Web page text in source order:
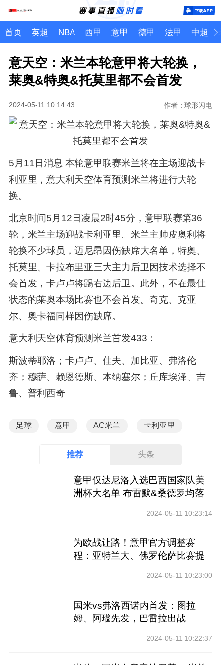
首页 英超 NBA 西甲 意甲 德甲 法甲 中超
意天空：米兰本轮意甲将大轮换，
莱奥&特奥&托莫里都不会首发
2024-05-11 10:14:43 作者：球形闪电
5月11日消息 本轮意甲联赛米兰将在主场迎战卡
利亚里，意大利天空体育预测米兰将进行大轮
换。
北京时间5月12日凌晨2时45分，意甲联赛第36
轮，米兰主场迎战卡利亚里。米兰主帅皮奥利将
轮换不少球员，迈尼昂因伤缺席大名单，特奥、
托莫里、卡拉布里亚三大主力后卫因技术选择不
会首发，卡卢卢将踢右边后卫。此外，不在最佳
状态的莱奥本场比赛也不会首发。奇克、克亚
尔、奥卡福同样因伤缺席。
意大利天空体育预测米兰首发433：
斯波蒂耶洛；卡卢卢、佳夫、加比亚、弗洛伦
齐；穆萨、赖恩德斯、本纳塞尔；丘库埃泽、吉
鲁、普利西奇
足球 意甲 AC米兰 卡利亚里
推荐 头条
意甲仅达尼洛入选巴西国家队美
洲杯大名单 布雷默&桑德罗均落
2024-05-11 10:23:14
为欧战让路！意甲官方调整赛
程：亚特兰大、佛罗伦萨比赛提
2024-05-11 10:23:00
国米vs弗洛西诺内首发：图拉
姆、阿瑙先发，巴雷拉出战
2024-05-11 10:22:37